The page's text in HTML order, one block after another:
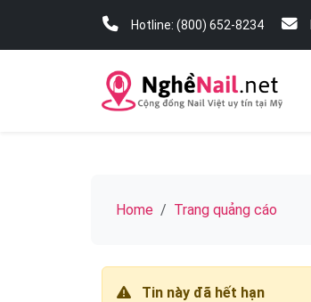
Hotline: (800) 652-8234
Home Trang quảng cáo
Tin này đã hết hạn